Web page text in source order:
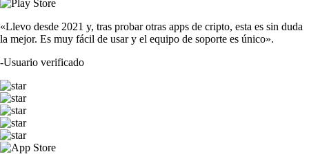
«Llevo desde 2021 y, tras probar otras apps de cripto, esta es sin duda
la mejor. Es muy fácil de usar y el equipo de soporte es único».
-Usuario verificado